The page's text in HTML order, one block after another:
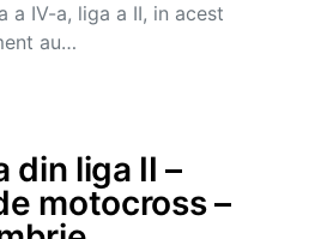
a IV-a, liga a II, in acest
au…
din liga II –
motocross –